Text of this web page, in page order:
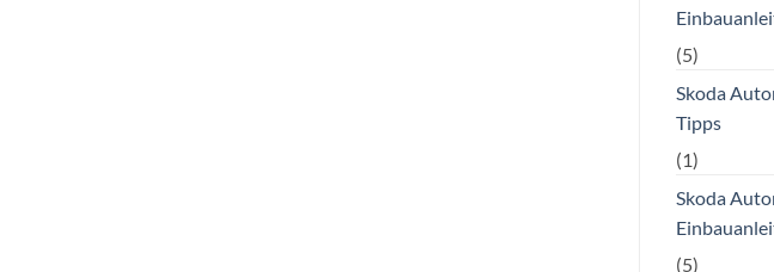
(5)
Skoda
Tipps
(1)
Skoda
(5)